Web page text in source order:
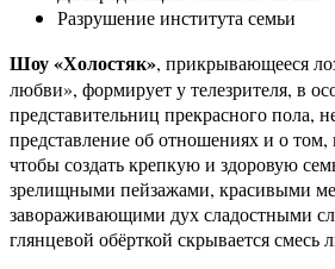
Разрушение института семьи
Шоу «Холостяк», прикрывающееся
любви», формирует у телезрителя, в
представительниц прекрасного пола,
представление об отношениях и о том,
чтобы создать крепкую и здоровую
зрелищными пейзажами, красивыми
завораживающими дух сладостными
глянцевой обёрткой скрывается